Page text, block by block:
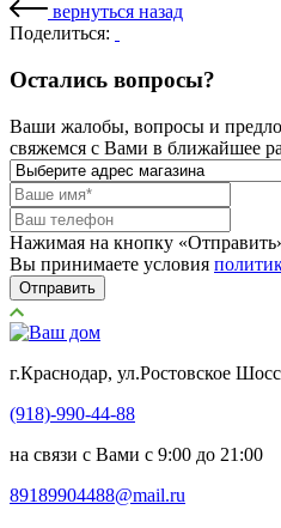
вернуться назад
Поделиться:
Остались вопросы?
Ваши жалобы, вопросы и
свяжемся с Вами в ближайшее
Нажимая на кнопку
Вы принимаете условия
Отправить
г.Краснодар, ул.Ростовское
(918)-990-44-88
на связи с Вами с 9:00 до 21:00
89189904488@mail.ru